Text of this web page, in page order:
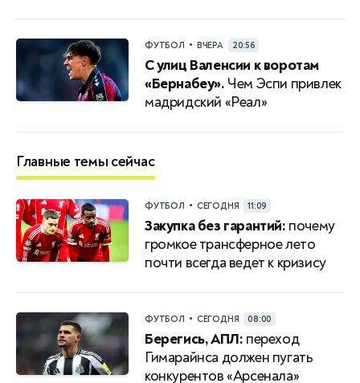
ФУТБОЛ • ВЧЕРА 20:56
С улиц Валенсии к воротам
«Бернабеу». Чем Эспи привлек
мадридский «Реал»
Главные темы сейчас
ФУТБОЛ • СЕГОДНЯ 11:09
Закупка без гарантий: почему
громкое трансферное лето
почти всегда ведет к кризису
ФУТБОЛ • СЕГОДНЯ 08:00
Берегись, АПЛ: переход
Гимарайнса должен пугать
конкурентов «Арсенала»